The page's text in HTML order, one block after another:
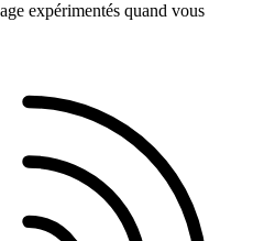
expérimentés quand vous